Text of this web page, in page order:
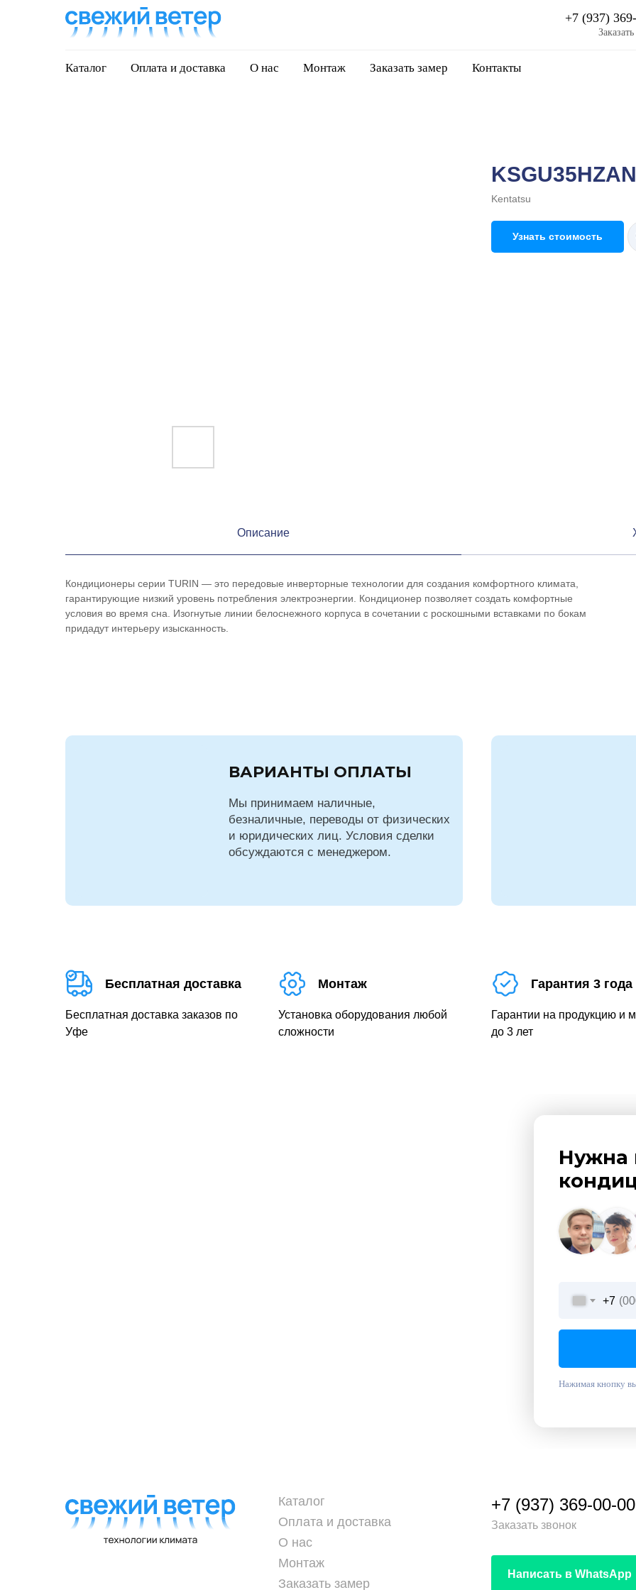
+7 (937)
Каталог Оплата и доставка О нас Монтаж Заказать замер Контакты
Kentatsu
Узнать стоимость
Описание
Кондиционеры серии TURIN — это передовые инверторные технологии для создания комфортного климата,
гарантирующие низкий уровень потребления электроэнергии. Кондиционер позволяет создать комфортные
условия во время сна. Изогнутые линии белоснежного корпуса в сочетании с роскошными вставками по бокам
придадут интерьеру изысканность.
Мы принимаем наличные,
безналичные, переводы от физических
и юридических лиц. Условия сделки
обсуждаются с менеджером.
ВАРИАНТЫ ОПЛАТЫ
Бесплатная доставка
Бесплатная доставка заказов по
Уфе
Монтаж
Установка оборудования любой
сложности
Гарантия 3 года
Гарантии на продукцию и
до 3 лет
Нужна
+7
Нажимая кнопку
+7 (937) 369-00-00
Заказать звонок
Каталог
Оплата и доставка
О нас
Монтаж
Заказать замер
Написать в WhatsApp